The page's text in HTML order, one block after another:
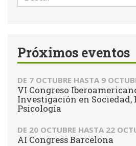
de
Próximos eventos
DE 7 OCTUBRE HASTA 9
VI Congreso
Investigación en Sociedad,
Psicología
DE 20 OCTUBRE HASTA 22
AI Congress Barcelona